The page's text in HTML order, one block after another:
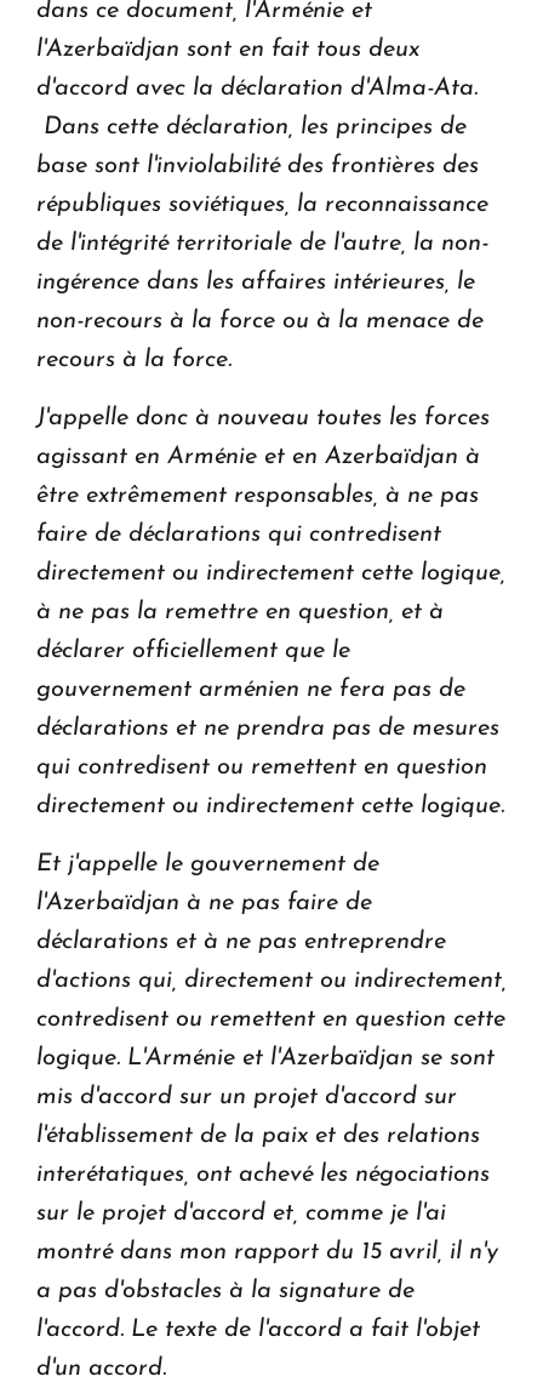
dans ce document, l'Arménie et
l'Azerbaïdjan sont en fait tous deux
d'accord avec la déclaration d'Alma-Ata.
Dans cette déclaration, les principes de
base sont l'inviolabilité des frontières des
républiques soviétiques, la reconnaissance
de l'intégrité territoriale de l'autre, la non-
ingérence dans les affaires intérieures, le
non-recours à la force ou à la menace de
recours à la force.
J'appelle donc à nouveau toutes les forces
agissant en Arménie et en Azerbaïdjan à
être extrêmement responsables, à ne pas
faire de déclarations qui contredisent
directement ou indirectement cette logique,
à ne pas la remettre en question, et à
déclarer officiellement que le
gouvernement arménien ne fera pas de
déclarations et ne prendra pas de mesures
qui contredisent ou remettent en question
directement ou indirectement cette logique.
Et j'appelle le gouvernement de
l'Azerbaïdjan à ne pas faire de
déclarations et à ne pas entreprendre
d'actions qui, directement ou indirectement,
contredisent ou remettent en question cette
logique. L'Arménie et l'Azerbaïdjan se sont
mis d'accord sur un projet d'accord sur
l'établissement de la paix et des relations
interétatiques, ont achevé les négociations
sur le projet d'accord et, comme je l'ai
montré dans mon rapport du 15 avril, il n'y
a pas d'obstacles à la signature de
l'accord. Le texte de l'accord a fait l'objet
d'un accord.